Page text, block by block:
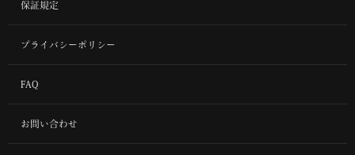
保証規定
プライバシーポリシー
FAQ
お問い合わせ